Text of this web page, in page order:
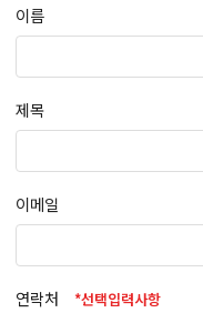
이름
제목
이메일
연락처 *선택입력사항